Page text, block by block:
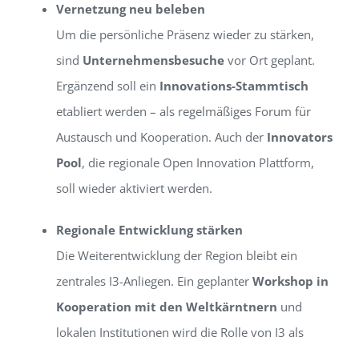
Vernetzung neu beleben
Um die persönliche Präsenz wieder zu stärken,
sind Unternehmensbesuchevor Ort geplant.
Ergänzend soll ein Innovations-Stammtisch
etabliert werden – als regelmäßiges Forum für
Austausch und Kooperation. Auch der Innovators
Pool, die regionale Open Innovation Plattform,
soll wieder aktiviert werden.
Regionale Entwicklung stärken
Die Weiterentwicklung der Region bleibt ein
zentrales I3-Anliegen. Ein geplanter Workshop in
Kooperation mit den Weltkärntnern und
lokalen Institutionen wird die Rolle von I3 als